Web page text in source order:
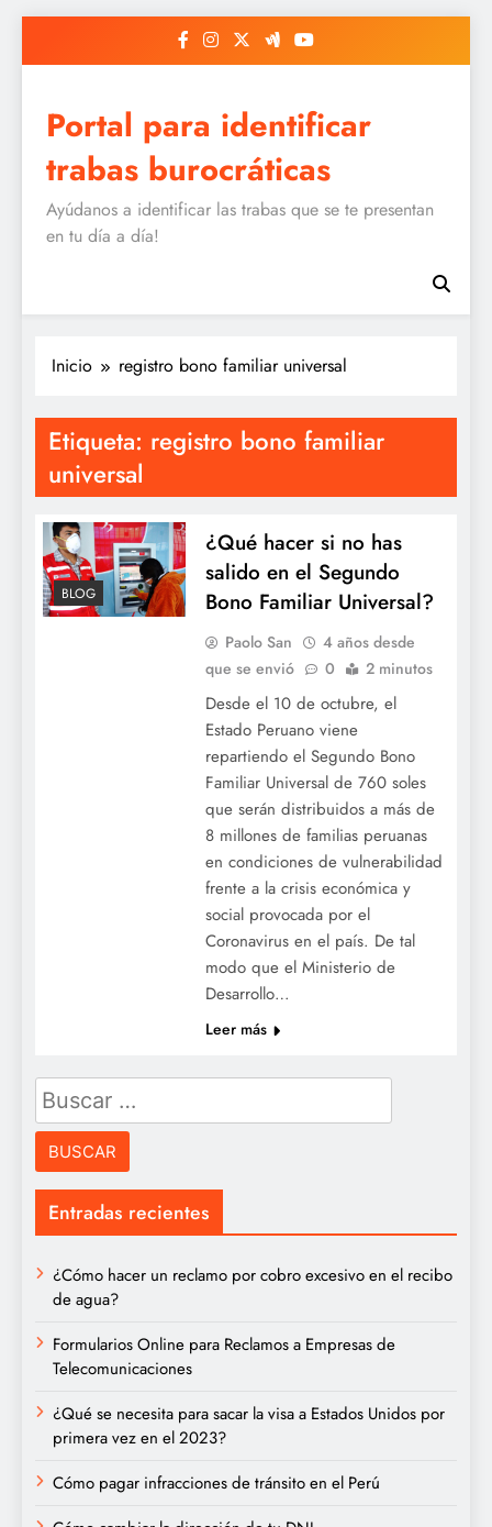
Portal para identificar
trabas burocráticas
Ayúdanos a identificar las trabas que se te presentan
en tu día a día!
Inicio registro bono familiar universal
Etiqueta: registro bono familiar
universal
BLOG
¿Qué hacer si no has
salido en el Segundo
Bono Familiar Universal?
Paolo San
4 años desde
que se envió
0 2 minutos
Desde el 10 de octubre, el
Estado Peruano viene
repartiendo el Segundo Bono
Familiar Universal de 760 soles
que serán distribuidos a más de
8 millones de familias peruanas
en condiciones de vulnerabilidad
frente a la crisis económica y
social provocada por el
Coronavirus en el país. De tal
modo que el Ministerio de
Desarrollo…
Leer más
Buscar:
Entradas recientes
¿Cómo hacer un reclamo por cobro excesivo en el recibo
de agua?
Formularios Online para Reclamos a Empresas de
Telecomunicaciones
¿Qué se necesita para sacar la visa a Estados Unidos por
primera vez en el 2023?
Cómo pagar infracciones de tránsito en el Perú